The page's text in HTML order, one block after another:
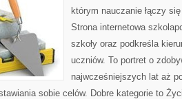
którym nauczanie łączy
Strona internetowa
szkoły oraz podkreśla
uczniów. To portret o
najwcześniejszych lat aż
sobie celów. Dobre kategorie to